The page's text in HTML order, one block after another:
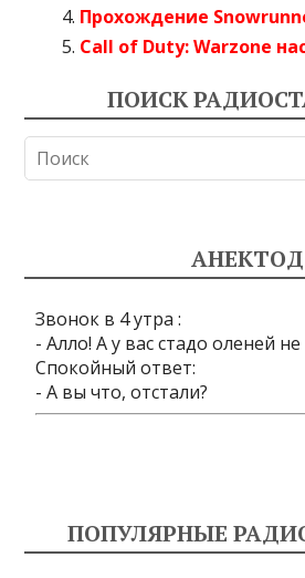
Прохождение
Call of Duty: Warzone
ПОИСК
АНЕКТОД
Звонок в 4 утра :
- Алло! А у вас стадо оленей
Спокойный ответ:
- А вы что, отстали?
ПОПУЛЯРНЫЕ